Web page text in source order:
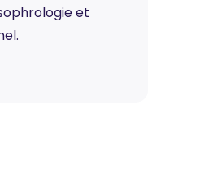
et